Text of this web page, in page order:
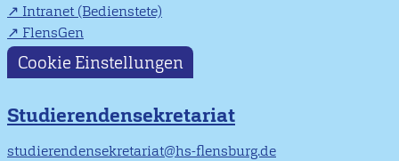
Intranet (Bedienstete)
FlensGen
Cookie Einstellungen
Studierendensekretariat
studierendensekretariat@hs-flensburg.de